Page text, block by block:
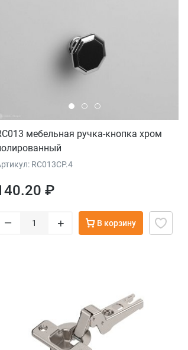
мебельная ручка-кнопка хром
RC013CP.4
₽
– + В корзину